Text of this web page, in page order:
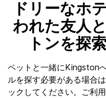
ドリーなホ
われた友人
トンを探
ペットと一緒にKingston
ルを探す必要がある場合
ックしてください。ご利